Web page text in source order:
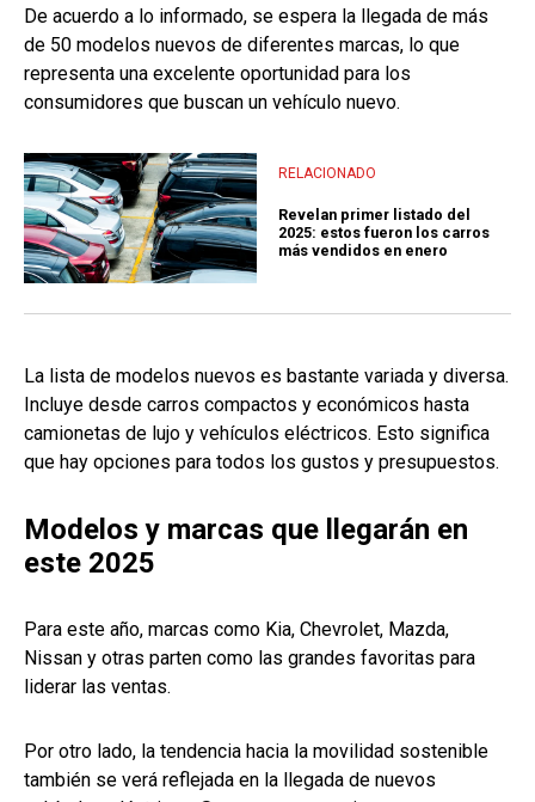
De acuerdo a lo informado, se espera la llegada de más
de 50 modelos nuevos de diferentes marcas, lo que
representa una excelente oportunidad para los
consumidores que buscan un vehículo nuevo.
RELACIONADO
Revelan primer listado del
2025: estos fueron los carros
más vendidos en enero
La lista de modelos nuevos es bastante variada y diversa.
Incluye desde carros compactos y económicos hasta
camionetas de lujo y vehículos eléctricos. Esto significa
que hay opciones para todos los gustos y presupuestos.
Modelos y marcas que llegarán en
este 2025
Para este año, marcas como Kia, Chevrolet, Mazda,
Nissan y otras parten como las grandes favoritas para
liderar las ventas.
Por otro lado, la tendencia hacia la movilidad sostenible
también se verá reflejada en la llegada de nuevos